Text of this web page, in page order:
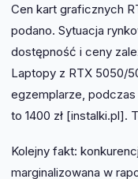
Cen kart graficznych
podano. Sytuacja
dostępność i ceny
Laptopy z RTX 5050/
egzemplarze,
to 1400 zł [instalki.pl].
Kolejny fakt:
marginalizowana w